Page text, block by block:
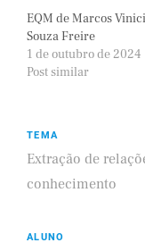
EQM de Marcos
Souza Freire
1 de outubro de 2024
Post similar
TEMA
Extração de
conhecimento
ALUNO